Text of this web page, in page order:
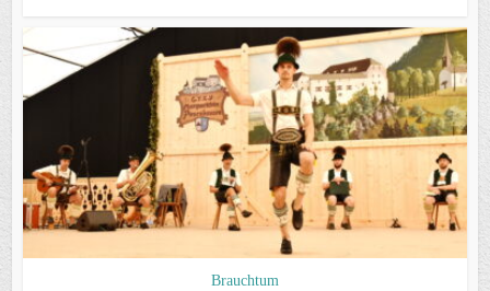
Brauchtum